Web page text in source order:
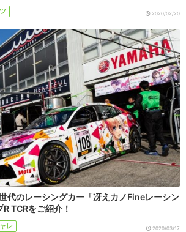
2020/02/20
代のレーシングカー「冴えカノFineレーシン
TCRをご紹介！
レ 2020/03/17